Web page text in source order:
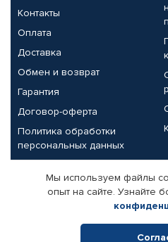
Контакты
Оплата
Доставка
Обмен и возврат
Гарантия
Договор-оферта
Политика обработки
персональных данных
Партнерам
Корпоративным клиентам
Поставщикам
Мы используем файлы
опыт на сайте. Узнайте